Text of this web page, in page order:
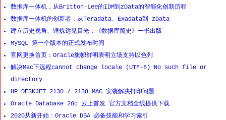
数据库一体机，从Britton-Lee的IDM到zData的智能化创新历程
数据库一体机的创新者，从Teradata、Exadata到 zData
建立历史视角、锤炼远见目光：《数据库简史》一书出版
MySQL 第一个版本的正式发布时间
官网更换首页：Oracle旗帜鲜明表明立场支持以色列
解决Mac下远程cannot change locale (UTF-8) No such file or
directory
HP DESKJET 2130 / 2138 MAC 安装解决打印问题
Oracle Database 20c 云上首发 官方文档全线提供下载
2020从新开始：Oracle DBA 必备技能和学习索引